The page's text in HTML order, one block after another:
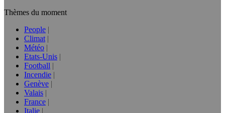
Thèmes du moment
People
Climat
Météo
Etats-Unis
Football
Incendie
Genève
Valais
France
Italie